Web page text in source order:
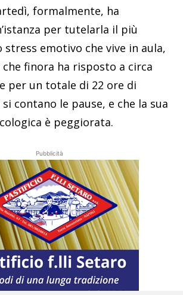
formalmente, ha
per tutelarla il più
stress emotivo che vive in aula,
finora ha risposto a circa
per un totale di 22 ore di
si contano le pause, e che la sua
è peggiorata.
Pubblicità